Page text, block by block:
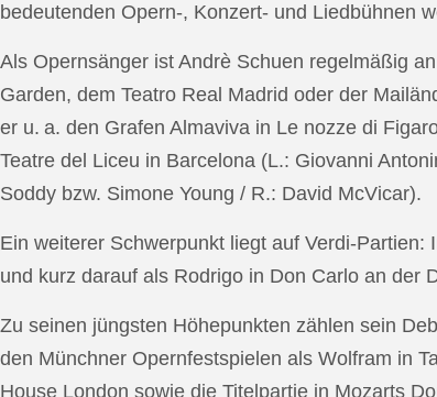
bedeutenden Opern-, Konzert- und Liedbühnen
Als Opernsänger ist Andrè Schuen regelmäßig
Garden, dem Teatro Real Madrid oder der
er u. a. den Grafen Almaviva in Le nozze di
Teatre del Liceu in Barcelona (L.: Giovanni
Soddy bzw. Simone Young / R.: David McVicar).
Ein weiterer Schwerpunkt liegt auf Verdi-
und kurz darauf als Rodrigo in Don Carlo an der
Zu seinen jüngsten Höhepunkten zählen sein
den Münchner Opernfestspielen als Wolfram in
House London sowie die Titelpartie in Mozarts